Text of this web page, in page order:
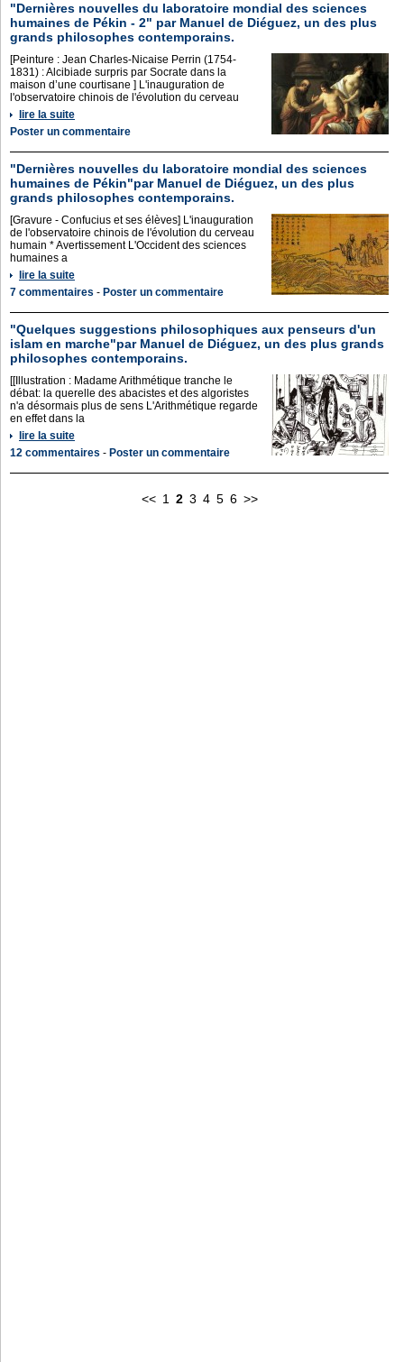
"Dernières nouvelles du laboratoire mondial des sciences
humaines de Pékin - 2" par Manuel de Diéguez, un des plus
grands philosophes contemporains.
[Peinture : Jean Charles-Nicaise Perrin (1754-
1831) : Alcibiade surpris par Socrate dans la
maison d’une courtisane ] L'inauguration de
l'observatoire chinois de l'évolution du cerveau
lire la suite
Poster un commentaire
"Dernières nouvelles du laboratoire mondial des sciences
humaines de Pékin"par Manuel de Diéguez, un des plus
grands philosophes contemporains.
[Gravure - Confucius et ses élèves] L'inauguration
de l'observatoire chinois de l'évolution du cerveau
humain * Avertissement L'Occident des sciences
humaines a
lire la suite
7 commentaires - Poster un commentaire
"Quelques suggestions philosophiques aux penseurs d'un
islam en marche"par Manuel de Diéguez, un des plus grands
philosophes contemporains.
[[Illustration : Madame Arithmétique tranche le
débat: la querelle des abacistes et des algoristes
n'a désormais plus de sens L'Arithmétique regarde
en effet dans la
lire la suite
12 commentaires - Poster un commentaire
<< 1 2 3 4 5 6 >>